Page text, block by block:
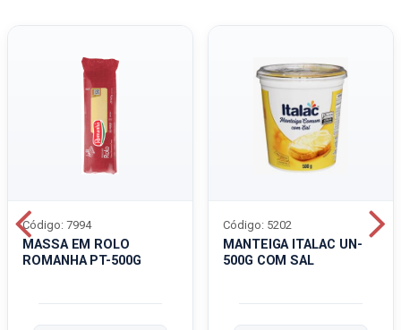
MASSA EM ROLO
ROMANHA PT-500G
Código: 7994
MANTEIGA ITALAC UN-
500G COM SAL
Código: 5202